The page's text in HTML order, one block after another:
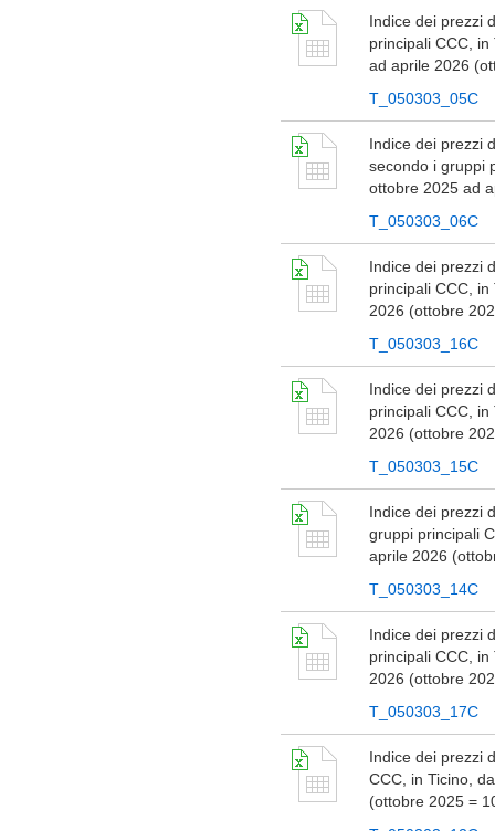
Indice dei prezzi
principali CCC,
ad aprile 2026
T_050303_05C
Indice dei prezzi
secondo i gruppi
ottobre 2025 ad
T_050303_06C
Indice dei prezzi
principali CCC,
2026 (ottobre
T_050303_16C
Indice dei prezzi
principali CCC,
2026 (ottobre
T_050303_15C
Indice dei prezzi
gruppi principali
aprile 2026
T_050303_14C
Indice dei prezzi
principali CCC,
2026 (ottobre
T_050303_17C
Indice dei prezzi
CCC, in Ticino,
(ottobre 2025 =